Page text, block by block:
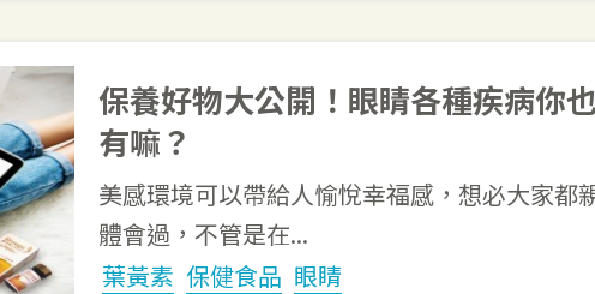
保養好物大公開！眼睛各種疾病你
有嘛？
美感環境可以帶給人愉悅幸福感，想必大家都
體會過，不管是在...
葉黃素 保健食品 眼睛